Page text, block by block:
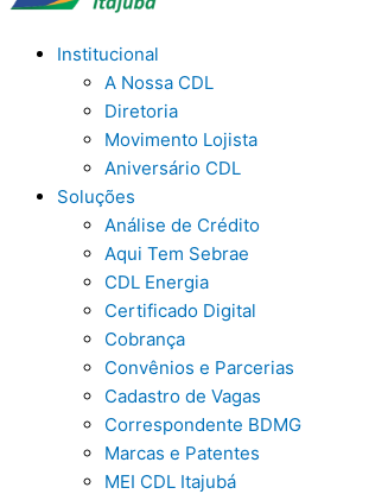
Institucional
A Nossa CDL
Diretoria
Movimento Lojista
Aniversário CDL
Soluções
Análise de Crédito
Aqui Tem Sebrae
CDL Energia
Certificado Digital
Cobrança
Convênios e Parcerias
Cadastro de Vagas
Correspondente BDMG
Marcas e Patentes
MEI CDL Itajubá